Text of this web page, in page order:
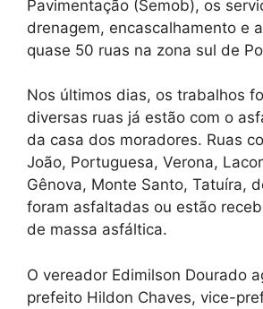
Pavimentação (Semob), os
drenagem, encascalhamento e
quase 50 ruas na zona sul de
Nos últimos dias, os trabalhos
diversas ruas já estão com o
da casa dos moradores. Ruas
João, Portuguesa, Verona,
Gênova, Monte Santo, Tatuíra,
foram asfaltadas ou estão
de massa asfáltica.
O vereador Edimilson Dourado
prefeito Hildon Chaves, vice-